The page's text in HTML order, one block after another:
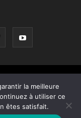
la meilleure
à utiliser ce
êtes satisfait.